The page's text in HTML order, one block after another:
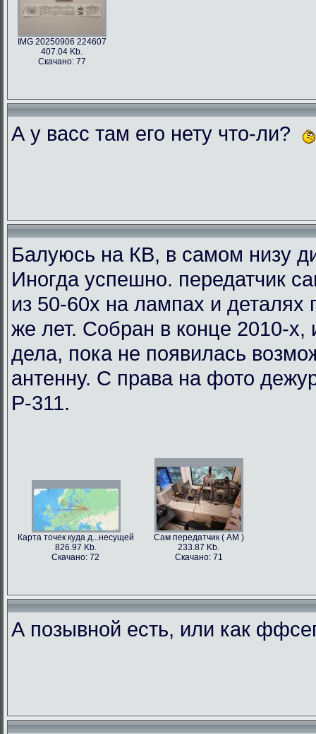
IMG 20250906 224607
407.04 Kb.
Скачано: 77
А у васс там его нету что-ли?
Балуюсь на КВ, в самом низу
Иногда успешно. передатчик
из 50-60х на лампах и деталях
же лет. Собран в конце 2010-х,
дела, пока не появилась
антенну. С права на фото
Р-311.
Карта точек куда д...несущей
826.97 Kb.
Скачано: 72
Сам передатчик ( АМ )
233.87 Kb.
Скачано: 71
А позывной есть, или как